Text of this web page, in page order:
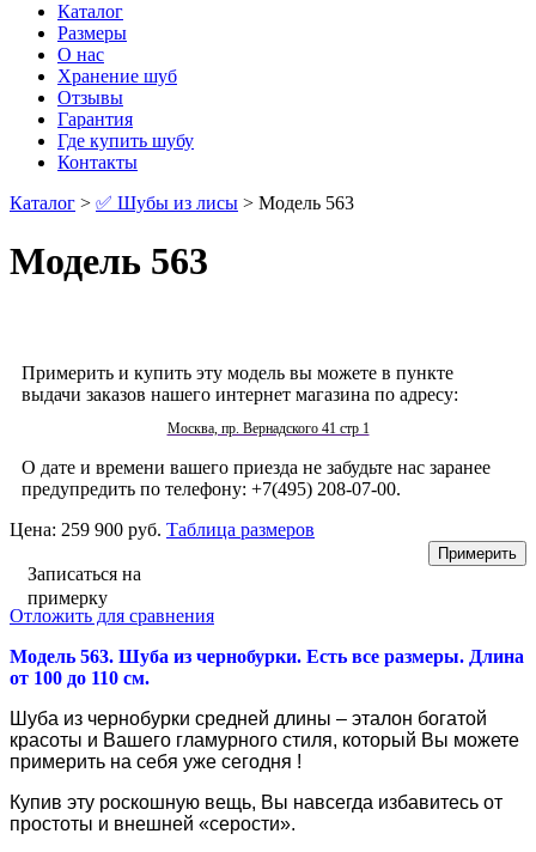
Каталог
Размеры
О нас
Хранение шуб
Отзывы
Гарантия
Где купить шубу
Контакты
Каталог > ✅ Шубы из лисы > Модель 563
Модель 563
Примерить и купить эту модель вы можете в пункте
выдачи заказов нашего интернет магазина по адресу:
Москва, пр. Вернадского 41 стр 1
О дате и времени вашего приезда не забудьте нас заранее
предупредить по телефону: +7(495) 208-07-00.
Цена: 259 900 руб. Таблица размеров
Записаться на
примерку
Отложить для сравнения
Модель 563. Шуба из чернобурки. Есть все размеры. Длина
от 100 до 110 см.
Шуба из чернобурки средней длины – эталон богатой
красоты и Вашего гламурного стиля, который Вы можете
примерить на себя уже сегодня !
Купив эту роскошную вещь, Вы навсегда избавитесь от
простоты и внешней «серости».